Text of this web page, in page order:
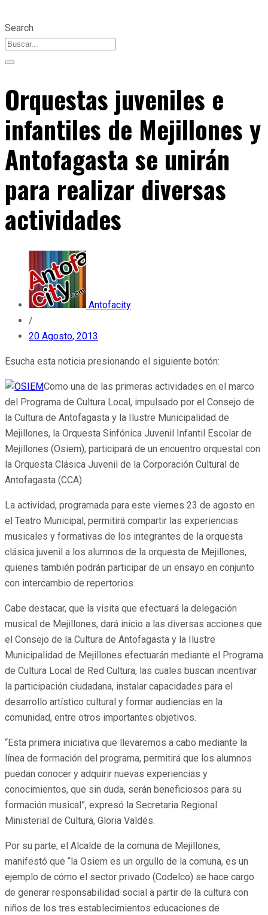
Search
Orquestas juveniles e
infantiles de Mejillones y
Antofagasta se unirán
para realizar diversas
actividades
Antofacity
/
20 Agosto, 2013
Esucha esta noticia presionando el siguiente botón:
Como una de las primeras actividades en el marco
del Programa de Cultura Local, impulsado por el Consejo de
la Cultura de Antofagasta y la Ilustre Municipalidad de
Mejillones, la Orquesta Sinfónica Juvenil Infantil Escolar de
Mejillones (Osiem), participará de un encuentro orquestal con
la Orquesta Clásica Juvenil de la Corporación Cultural de
Antofagasta (CCA).
La actividad, programada para este viernes 23 de agosto en
el Teatro Municipal, permitirá compartir las experiencias
musicales y formativas de los integrantes de la orquesta
clásica juvenil a los alumnos de la orquesta de Mejillones,
quienes también podrán participar de un ensayo en conjunto
con intercambio de repertorios.
Cabe destacar, que la visita que efectuará la delegación
musical de Mejillones, dará inicio a las diversas acciones que
el Consejo de la Cultura de Antofagasta y la Ilustre
Municipalidad de Mejillones efectuarán mediante el Programa
de Cultura Local de Red Cultura, las cuales buscan incentivar
la participación ciudadana, instalar capacidades para el
desarrollo artístico cultural y formar audiencias en la
comunidad, entre otros importantes objetivos.
“Esta primera iniciativa que llevaremos a cabo mediante la
línea de formación del programa, permitirá que los alumnos
puedan conocer y adquirir nuevas experiencias y
conocimientos, que sin duda, serán beneficiosos para su
formación musical”, expresó la Secretaria Regional
Ministerial de Cultura, Gloria Valdés.
Por su parte, el Alcalde de la comuna de Mejillones,
manifestó que “la Osiem es un orgullo de la comuna, es un
ejemplo de cómo el sector privado (Codelco) se hace cargo
de generar responsabilidad social a partir de la cultura con
niños de los tres establecimientos educaciones de